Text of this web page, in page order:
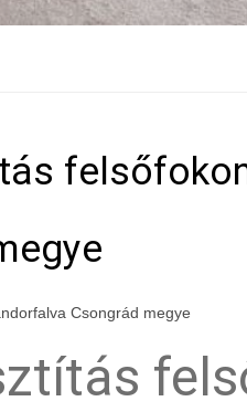
Csongrád megye